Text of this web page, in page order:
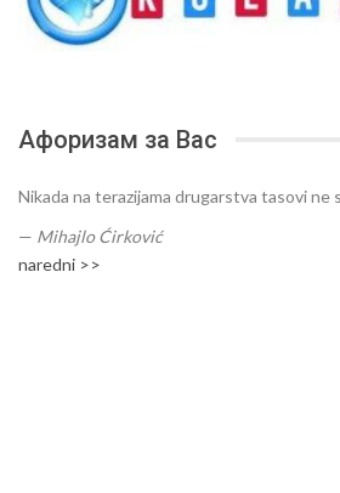
Афоризам за Вас
Nikada na terazijama drugarstva tasovi ne
— Mihajlo Ćirković
naredni >>